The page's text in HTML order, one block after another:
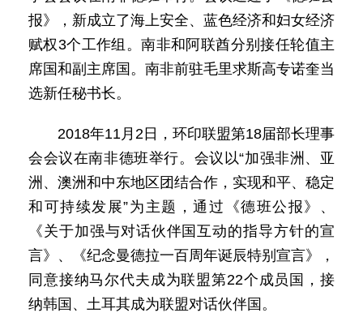
报》，新成立了海上安全、蓝色经济和妇女经济
赋权3个工作组。南非和阿联酋分别接任轮值主
席国和副主席国。南非前驻毛里求斯高专诺奎当
选新任秘书长。
2018年11月2日，环印联盟第18届部长理事
会会议在南非德班举行。会议以“加强非洲、亚
洲、澳洲和中东地区团结合作，实现和平、稳定
和可持续发展”为主题，通过《德班公报》、
《关于加强与对话伙伴国互动的指导方针的宣
言》、《纪念曼德拉一百周年诞辰特别宣言》，
同意接纳马尔代夫成为联盟第22个成员国，接
纳韩国、土耳其成为联盟对话伙伴国。